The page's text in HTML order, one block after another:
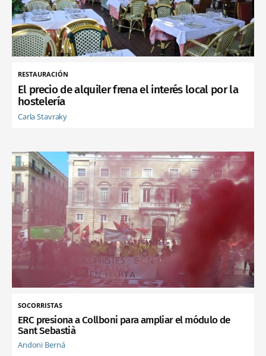
RESTAURACIÓN
El precio de alquiler frena el interés local por la
hostelería
Carla Stavraky
SOCORRISTAS
ERC presiona a Collboni para ampliar el módulo de
Sant Sebastià
Andoni Berná